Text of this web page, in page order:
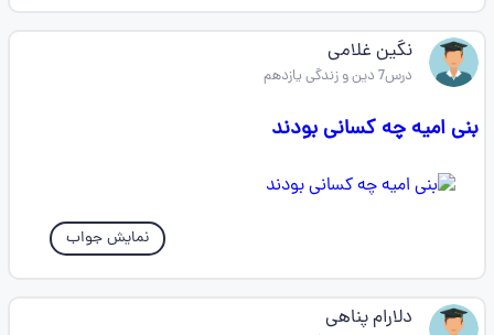
نگین غلامی
درس7 دین و زندگی یازدهم
بنی امیه چه کسانی بودند
نمایش جواب
دلارام پناهی